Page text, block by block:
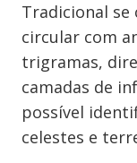
Tradicional se
circular com
trigramas,
camadas de
possível
celestes e